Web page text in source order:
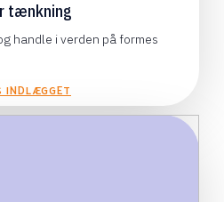
tænkning
handle i verden på formes
INDLÆGGET